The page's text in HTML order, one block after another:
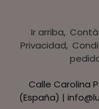
Ir arriba
Privacidad
Calle Carolina
(España) |